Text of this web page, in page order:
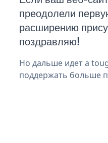
преодолели
расширению
поздравляю!
Но дальше идет a
поддержать больше